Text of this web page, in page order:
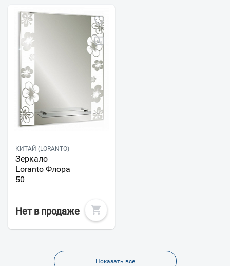
КИТАЙ (LORANTO)
Зеркало
Loranto Флора
50
Нет в продаже
Показать все